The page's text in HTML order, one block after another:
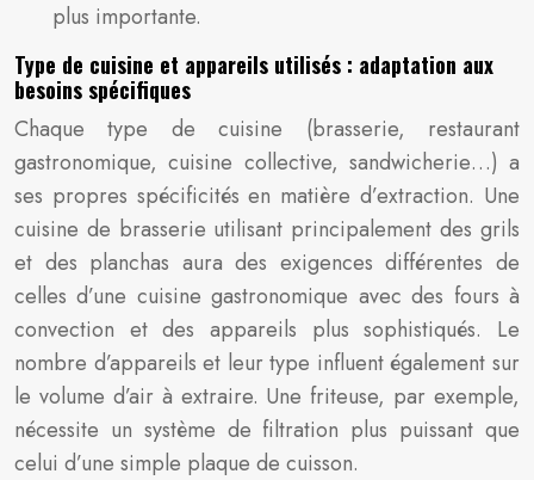
plus importante.
Type de cuisine et appareils utilisés : adaptation aux
besoins spécifiques
Chaque type de cuisine (brasserie, restaurant
gastronomique, cuisine collective, sandwicherie…) a
ses propres spécificités en matière d’extraction. Une
cuisine de brasserie utilisant principalement des grils
et des planchas aura des exigences différentes de
celles d’une cuisine gastronomique avec des fours à
convection et des appareils plus sophistiqués. Le
nombre d’appareils et leur type influent également sur
le volume d’air à extraire. Une friteuse, par exemple,
nécessite un système de filtration plus puissant que
celui d’une simple plaque de cuisson.